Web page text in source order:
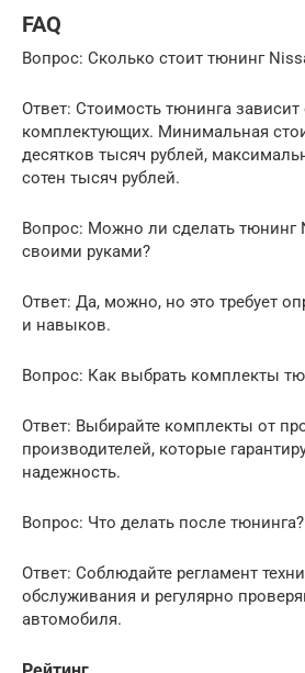
FAQ
Вопрос: Сколько стоит тюнинг
Ответ: Стоимость тюнинга зависит
комплектующих. Минимальная
десятков тысяч рублей,
сотен тысяч рублей.
Вопрос: Можно ли сделать тюнинг
своими руками?
Ответ: Да, можно, но это требует
и навыков.
Вопрос: Как выбрать комплекты
Ответ: Выбирайте комплекты от
производителей, которые
надежность.
Вопрос: Что делать после тюнинга?
Ответ: Соблюдайте регламент
обслуживания и регулярно
автомобиля.